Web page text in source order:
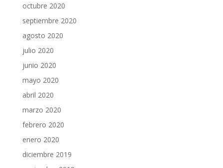
octubre 2020
septiembre 2020
agosto 2020
julio 2020
junio 2020
mayo 2020
abril 2020
marzo 2020
febrero 2020
enero 2020
diciembre 2019